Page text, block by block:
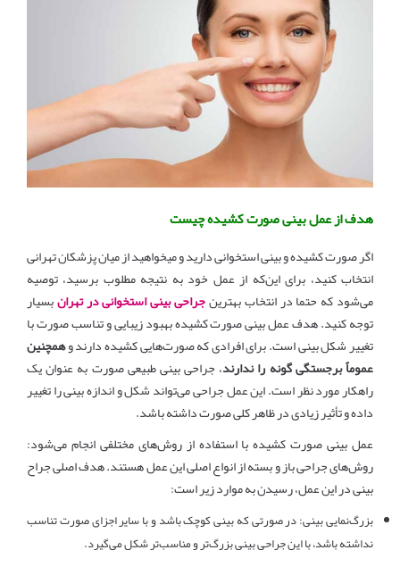
هدف از عمل بینی صورت کشیده چیست
اگر صورت کشیده و بینی استخوانی دارید و میخواهید از میان پزشکان تهرانی
انتخاب کنید، برای این‌که از عمل خود به نتیجه مطلوب برسید، توصیه
می‌شود که حتما در انتخاب بهترینجراحی بینی استخوانی در تهرانبسیار
توجه کنید. هدف عمل بینی صورت کشیده بهبود زیبایی و تناسب صورت با
تغییر شکل بینی است. برای افرادی که صورت‌هایی کشیده دارند وهمچنین
عموماً برجستگی گونه را ندارند، جراحی بینی طبیعی صورت به عنوان یک
راهکار مورد نظر است. این عمل جراحی می‌تواند شکل و اندازه بینی را تغییر
داده و تأثیر زیادی در ظاهر کلی صورت داشته باشد.
عمل بینی صورت کشیده با استفاده از روش‌های مختلفی انجام می‌شود:
روش‌های جراحی باز و بسته از انواع اصلی این عمل هستند. هدف اصلی جراح
بینی در این عمل، رسیدن به موارد زیر است:
بزرگ‌نمایی بینی: در صورتی که بینی کوچک باشد و با سایر اجزای صورت تناسب
نداشته باشد، با این جراحی بینی بزرگ‌تر و مناسب‌تر شکل می‌گیرد.